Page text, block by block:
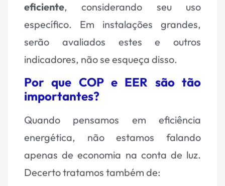
eficiente, considerando seu uso
específico. Em instalações grandes,
serão avaliados estes e outros
indicadores, não se esqueça disso.
Por que COP e EER são tão
importantes?
Quando pensamos em eficiência
energética, não estamos falando
apenas de economia na conta de luz.
Decerto tratamos também de: